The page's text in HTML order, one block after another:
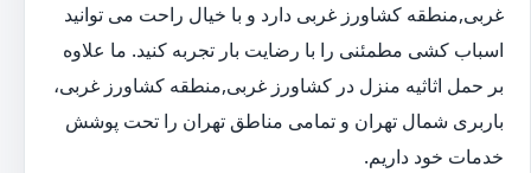
غربی,منطقه کشاورز غربی دارد و با خیال راحت می توانید
اسباب کشی مطمئنی را با رضایت بار تجربه کنید. ما علاوه
بر حمل اثاثیه منزل در کشاورز غربی,منطقه کشاورز غربی،
باربری شمال تهران و تمامی مناطق تهران را تحت پوشش
خدمات خود داریم.